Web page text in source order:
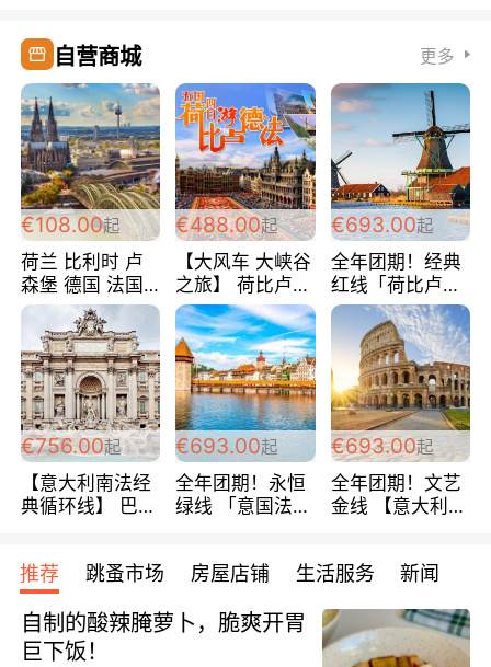
自营商城 更多
€108.00起
荷兰 比利时 卢
森堡 德国 法国
超爽玩遍西欧 循
环线 全程四星宾
馆 108欧/人/天
€488.00起
【大风车 大峡谷
之旅】 荷比卢德
法 巴黎上下 经
典五国四日游
488欧/人
€693.00起
全年团期！经典
红线「荷比卢德
法」七天循环 五
国 仅售99欧/人/
天！巴黎上下！
包拼房~
€756.00起
【意大利南法经
典循环线】 巴黎
宾馆 108欧/天起
全程756欧/位
€693.00起
全年团期！永恒
绿线 「意国法
欧/天起 ~包拼房
€693.00起
全年团期！文艺
金线 【意大利一
每周铁发！
推荐 跳蚤市场 房屋店铺 生活服务 新闻
自制的酸辣腌萝卜，脆爽开胃
巨下饭！